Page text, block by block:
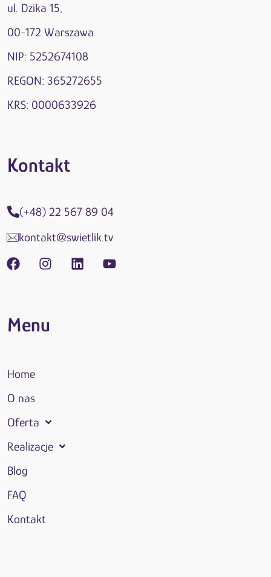
ul. Dzika 15,
00-172 Warszawa
NIP: 5252674108
REGON: 365272655
KRS: 0000633926
Kontakt
(+48) 22 567 89 04
kontakt@swietlik.tv
Menu
Home
O nas
Oferta
Realizacje
Blog
FAQ
Kontakt